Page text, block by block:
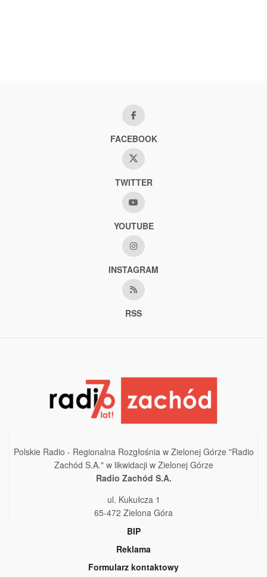
FACEBOOK
TWITTER
YOUTUBE
INSTAGRAM
RSS
Polskie Radio - Regionalna Rozgłośnia w Zielonej Górze "Radio
Zachód S.A." w likwidacji w Zielonej Górze
Radio Zachód S.A.
ul. Kukułcza 1
65-472 Zielona Góra
BIP
Reklama
Formularz kontaktowy